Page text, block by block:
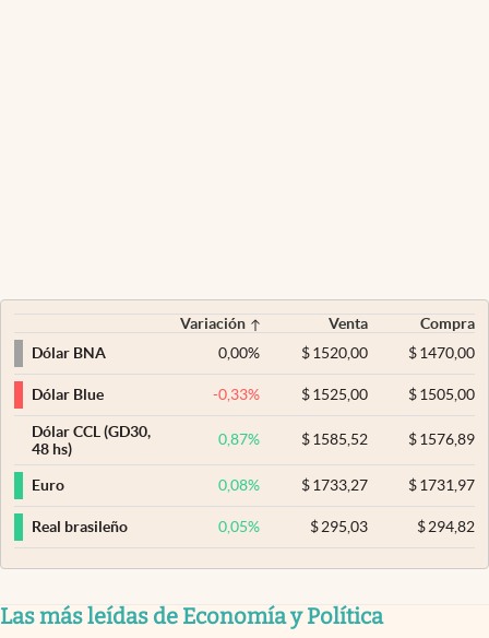
Variación Venta
Compra
Dólar BNA
0,00% $ 1520,00 $1470,00
Dólar Blue -0,33% $ 1525,00 $1505,00
Dólar CCL (GD30,
48 hs)
0,87% $ 1585,52 $1576,89
Euro 0,08% $ 1733,27 $1731,97
Real brasileño 0,05% $ 295,03 $294,82
Las más leídas de Economía y Política